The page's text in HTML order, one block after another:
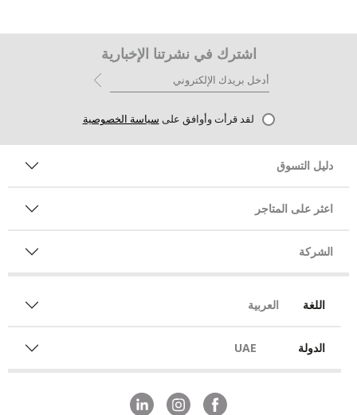
اشترك في نشرتنا الإخبارية
لقد قرأت وأوافق على سياسة الخصوصية
دليل التسوق
اعثر على المتاجر
الشركة
اللغة العربية
الدولة UAE